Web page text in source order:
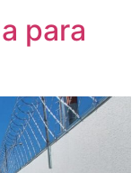
para